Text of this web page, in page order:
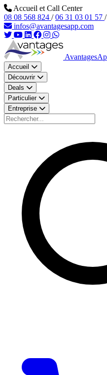
Aller au contenu principal
Accueil et Call Center
08 08 568 824 / 06 31 03 01 57 /
infos@avantagesapp.com
Accueil
Découvrir
Deals
Particulier
Entreprise